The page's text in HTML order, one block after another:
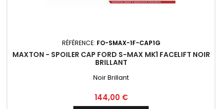
RÉFÉRENCE: FO-SMAX-1F-CAP1G
MAXTON - SPOILER CAP FORD S-MAX MK1 FACELIFT NOIR
BRILLANT
Noir Brillant
Prix
144,00 €